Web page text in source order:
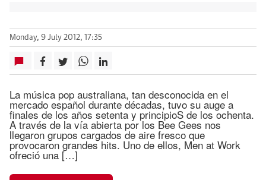
Monday, 9 July 2012, 17:35
La música pop australiana, tan desconocida en el
mercado español durante décadas, tuvo su auge a
finales de los años setenta y principioS de los ochenta.
A través de la vía abierta por los Bee Gees nos
llegaron grupos cargados de aire fresco que
provocaron grandes hits. Uno de ellos, Men at Work
ofreció una […]